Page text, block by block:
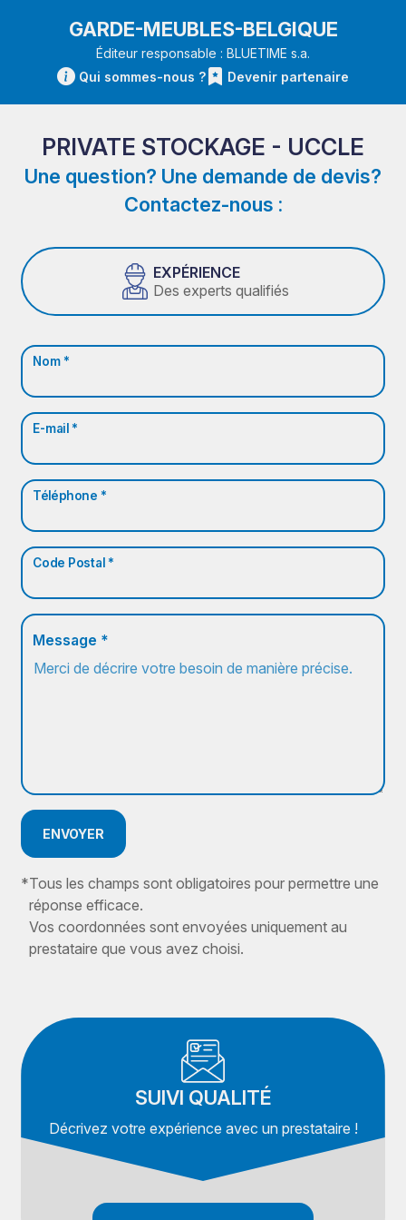
GARDE-MEUBLES-BELGIQUE
Éditeur responsable : BLUETIME s.a.
Qui sommes-nous ?
Devenir partenaire
PRIVATE STOCKAGE - UCCLE
Une question? Une demande de devis?
Contactez-nous :
EXPÉRIENCE
Des experts qualifiés
Nom *
E-mail *
Téléphone *
Code Postal *
Message *
ENVOYER
*Tous les champs sont obligatoires pour permettre une
réponse efficace.
Vos coordonnées sont envoyées uniquement au
prestataire que vous avez choisi.
SUIVI QUALITÉ
Décrivez votre expérience avec un prestataire !